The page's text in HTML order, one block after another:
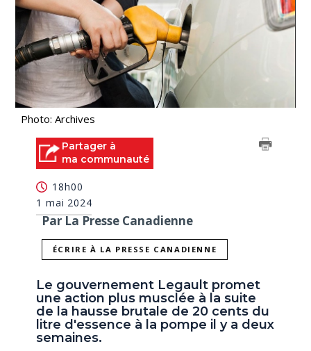
Photo: Archives
Partager à
ma communauté
18h00
1 mai 2024
Par La Presse Canadienne
ÉCRIRE À LA PRESSE CANADIENNE
Le gouvernement Legault promet
une action plus musclée à la suite
de la hausse brutale de 20 cents du
litre d'essence à la pompe il y a deux
semaines.